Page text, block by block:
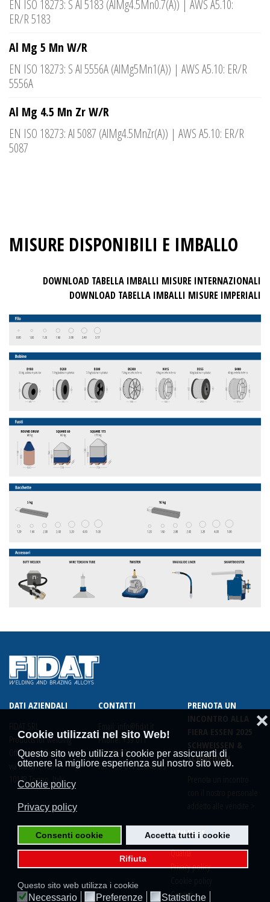
Cookie utilizzati nel sito Web!
Questo sito web utilizza i cookie per assicurarti di
ottenere la migliore esperienza sul nostro sito web.
Cookie policy
Privacy policy
Consenti cookie Accetta tutti i cookie
Rifiuta
❌
Questo sito web utilizza i cookie
Necessario Preferenze Statistiche
EN ISO 18273: S Al 5183 (AlMg4.5Mn0.7(A)) | AWS A5.10:
ER/R 5183
Al Mg 5 Mn W/R
EN ISO 18273: S Al 5556A (AlMg5Mn1(A)) | AWS A5.10: ER/R
5556A
Al Mg 4.5 Mn Zr W/R
EN ISO 18273: Al 5087 (AlMg4.5MnZr(A)) | AWS A5.10: ER/R
5087
MISURE DISPONIBILI E IMBALLO
DOWNLOAD TABELLA IMBALLI MISURE INTERNAZIONALI
DOWNLOAD TABELLA IMBALLI MISURE IMPERIALI
DATI AZIENDALI
Products for welding
Offices and Factory
via Massari, 189
10148 Torino, Italy
CONTATTI
Phone:+39 011
220.48.80
Fax: +39 011 220.48.85
PRENOTA UN
INCONTRO ALLA
FIERA ESSEN 2025
SCHWEISSEN &
SCHNEIDEN
UTILITIES
Qualità
Privacy policy
Contatti